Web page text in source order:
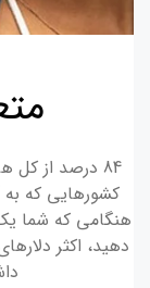
84 درصد از کل
کشورهایی که به
هنگامی که شما
دهید، اکثر